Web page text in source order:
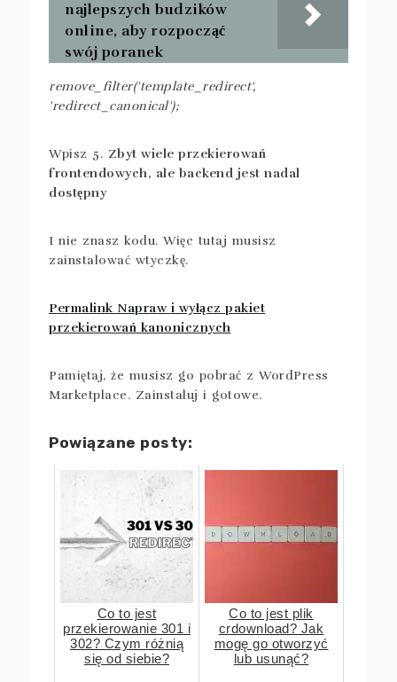
najlepszych budzików
online, aby rozpocząć
swój poranek
remove_filter('template_redirect',
'redirect_canonical');
Wpisz 5. Zbyt wiele przekierowań
frontendowych, ale backend jest nadal
dostępny
I nie znasz kodu. Więc tutaj musisz
zainstalować wtyczkę.
Permalink Napraw i wyłącz pakiet
przekierowań kanonicznych
Pamiętaj, że musisz go pobrać z WordPress
Marketplace. Zainstaluj i gotowe.
Powiązane posty:
Co to jest
przekierowanie 301 i
302? Czym różnią
się od siebie?
Co to jest plik
crdownload? Jak
mogę go otworzyć
lub usunąć?